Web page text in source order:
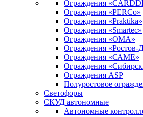
Ограждения
Ограждения «PERCo»
Ограждения «Praktika»
Ограждения «Smartec»
Ограждения «ОМА»
Ограждения «Ростов-
Ограждения «САМЕ»
Ограждения
Ограждения ASP
Полуростовое
Светофоры
СКУД автономные
Автономные